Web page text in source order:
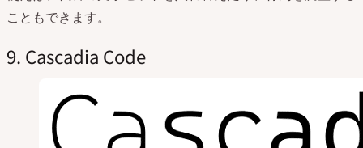
こともできます。
9. Cascadia Code